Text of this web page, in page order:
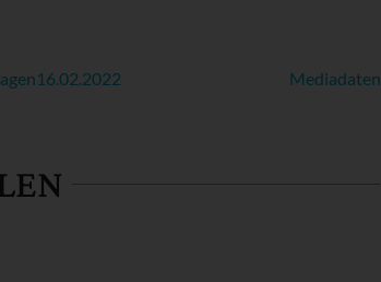
16.02.2022 Mediadaten